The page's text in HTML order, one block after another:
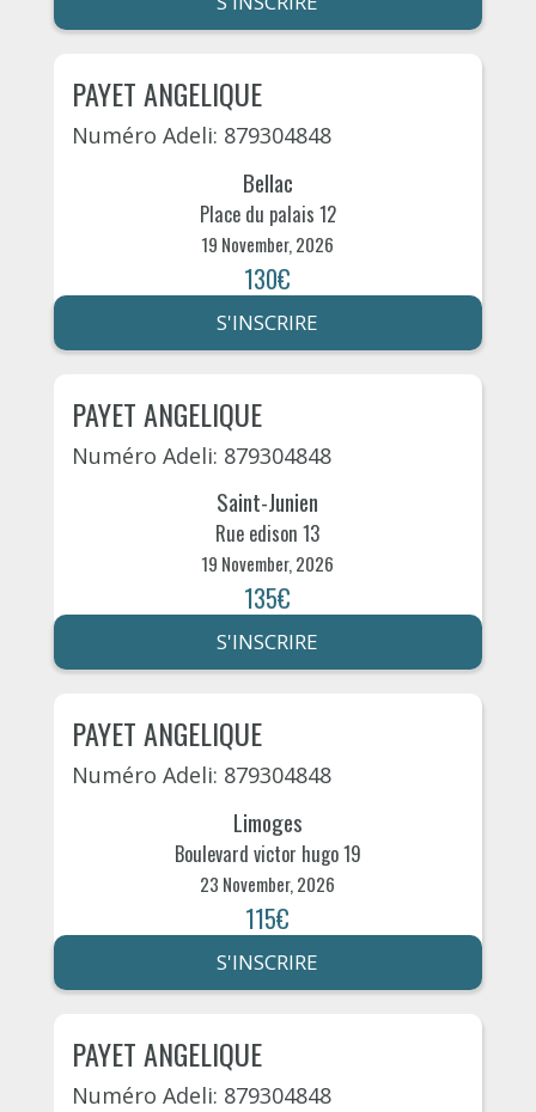
PAYET ANGELIQUE
Numéro Adeli: 879304848
Bellac
Place du palais 12
19 November, 2026
130€
S'INSCRIRE
PAYET ANGELIQUE
Numéro Adeli: 879304848
Saint-Junien
Rue edison 13
19 November, 2026
135€
S'INSCRIRE
PAYET ANGELIQUE
Numéro Adeli: 879304848
Limoges
Boulevard victor hugo 19
23 November, 2026
115€
S'INSCRIRE
PAYET ANGELIQUE
Numéro Adeli: 879304848